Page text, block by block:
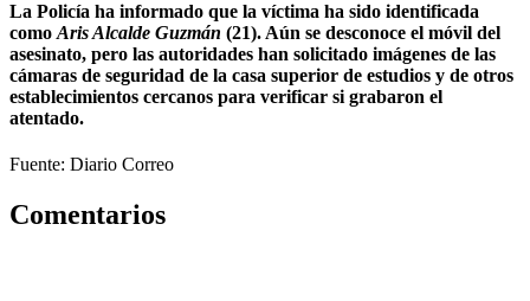
La Policía ha informado que la víctima ha sido identificada
como Aris Alcalde Guzmán (21). Aún se desconoce el móvil del
asesinato, pero las autoridades han solicitado imágenes de las
cámaras de seguridad de la casa superior de estudios y de otros
establecimientos cercanos para verificar si grabaron el
atentado.
Fuente: Diario Correo
Comentarios